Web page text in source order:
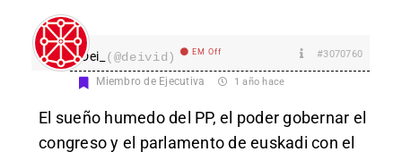
Dei_ (@deivid) EM Off #3070760
Miembro de Ejecutiva 1 año hace
El sueño humedo del PP, el poder gobernar el
congreso y el parlamento de euskadi con el